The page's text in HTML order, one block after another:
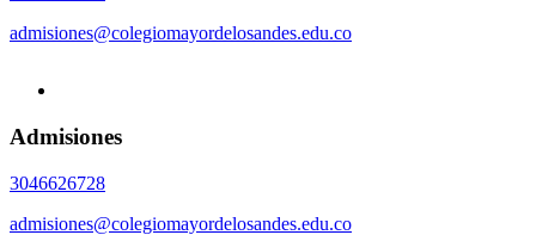
admisiones@colegiomayordelosandes.edu.co
Admisiones
3046626728
admisiones@colegiomayordelosandes.edu.co